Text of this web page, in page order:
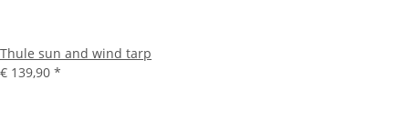
Thule sun and wind tarp
€ 139,90 *